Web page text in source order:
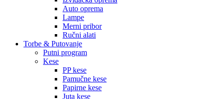
Auto oprema
Lampe
Merni pribor
Ručni alati
Torbe & Putovanje
Putni program
Kese
PP kese
Pamučne kese
Papirne kese
Juta kese